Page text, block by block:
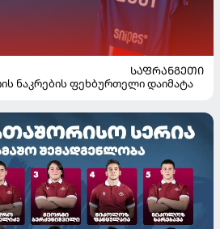
ᲡᲐᲤᲠᲐᲜᲒᲔᲗᲘ
ნაკრების ფეხბურთელი დაიმატა